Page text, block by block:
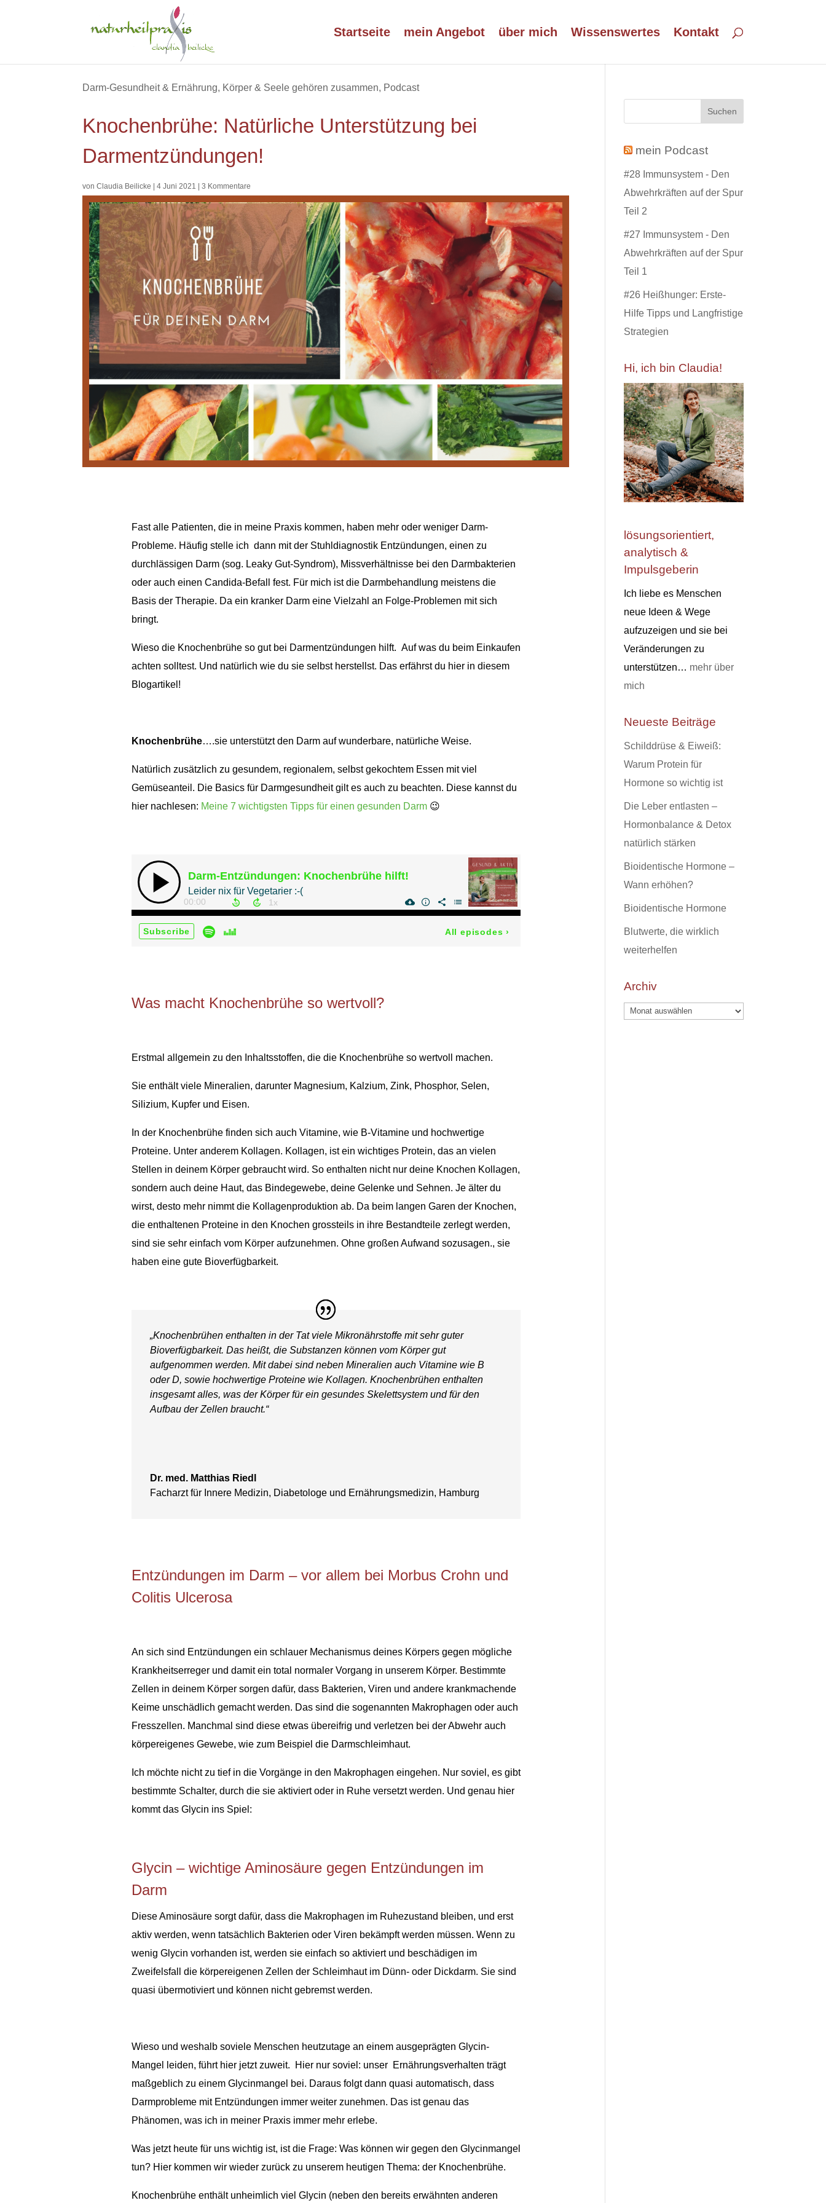
Startseite mein Angebot über mich Wissenswertes Kontakt
Darm-Gesundheit & Ernährung, Körper & Seele gehören zusammen, Podcast
Knochenbrühe: Natürliche Unterstützung bei
Darmentzündungen!
vonClaudia Beilicke |4 Juni 2021 |3 Kommentare
Fast alle Patienten, die in meine Praxis kommen, haben mehr oder weniger Darm-
Probleme. Häufig stelle ich dann mit der Stuhldiagnostik Entzündungen, einen zu
durchlässigen Darm (sog. Leaky Gut-Syndrom), Missverhältnisse bei den Darmbakterien
oder auch einen Candida-Befall fest. Für mich ist die Darmbehandlung meistens die
Basis der Therapie. Da ein kranker Darm eine Vielzahl an Folge-Problemen mit sich
bringt.
Wieso die Knochenbrühe so gut bei Darmentzündungen hilft. Auf was du beim Einkaufen
achten solltest. Und natürlich wie du sie selbst herstellst. Das erfährst du hier in diesem
Blogartikel!
Knochenbrühe….sie unterstützt den Darm auf wunderbare, natürliche Weise.
Natürlich zusätzlich zu gesundem, regionalem, selbst gekochtem Essen mit viel
Gemüseanteil. Die Basics für Darmgesundheit gilt es auch zu beachten. Diese kannst du
hier nachlesen: Meine 7 wichtigsten Tipps für einen gesunden Darm😉
Was macht Knochenbrühe so wertvoll?
Erstmal allgemein zu den Inhaltsstoffen, die die Knochenbrühe so wertvoll machen.
Sie enthält viele Mineralien, darunter Magnesium, Kalzium, Zink, Phosphor, Selen,
Silizium, Kupfer und Eisen.
In der Knochenbrühe finden sich auch Vitamine, wie B-Vitamine und hochwertige
Proteine. Unter anderem Kollagen. Kollagen, ist ein wichtiges Protein, das an vielen
Stellen in deinem Körper gebraucht wird. So enthalten nicht nur deine Knochen Kollagen,
sondern auch deine Haut, das Bindegewebe, deine Gelenke und Sehnen. Je älter du
wirst, desto mehr nimmt die Kollagenproduktion ab. Da beim langen Garen der Knochen,
die enthaltenen Proteine in den Knochen grossteils in ihre Bestandteile zerlegt werden,
sind sie sehr einfach vom Körper aufzunehmen. Ohne großen Aufwand sozusagen., sie
haben eine gute Bioverfügbarkeit.
„Knochenbrühen enthalten in der Tat viele Mikronährstoffe mit sehr guter
Bioverfügbarkeit. Das heißt, die Substanzen können vom Körper gut
aufgenommen werden. Mit dabei sind neben Mineralien auch Vitamine wie B
oder D, sowie hochwertige Proteine wie Kollagen. Knochenbrühen enthalten
insgesamt alles, was der Körper für ein gesundes Skelettsystem und für den
Aufbau der Zellen braucht.“
Dr. med. Matthias Riedl
Facharzt für Innere Medizin, Diabetologe und Ernährungsmedizin, Hamburg
Entzündungen im Darm – vor allem bei Morbus Crohn und
Colitis Ulcerosa
An sich sind Entzündungen ein schlauer Mechanismus deines Körpers gegen mögliche
Krankheitserreger und damit ein total normaler Vorgang in unserem Körper. Bestimmte
Zellen in deinem Körper sorgen dafür, dass Bakterien, Viren und andere krankmachende
Keime unschädlich gemacht werden. Das sind die sogenannten Makrophagen oder auch
Fresszellen. Manchmal sind diese etwas übereifrig und verletzen bei der Abwehr auch
körpereigenes Gewebe, wie zum Beispiel die Darmschleimhaut.
Ich möchte nicht zu tief in die Vorgänge in den Makrophagen eingehen. Nur soviel, es gibt
bestimmte Schalter, durch die sie aktiviert oder in Ruhe versetzt werden. Und genau hier
kommt das Glycin ins Spiel:
Glycin – wichtige Aminosäure gegen Entzündungen im
Darm
Diese Aminosäure sorgt dafür, dass die Makrophagen im Ruhezustand bleiben, und erst
aktiv werden, wenn tatsächlich Bakterien oder Viren bekämpft werden müssen. Wenn zu
wenig Glycin vorhanden ist, werden sie einfach so aktiviert und beschädigen im
Zweifelsfall die körpereigenen Zellen der Schleimhaut im Dünn- oder Dickdarm. Sie sind
quasi übermotiviert und können nicht gebremst werden.
Wieso und weshalb soviele Menschen heutzutage an einem ausgeprägten Glycin-
Mangel leiden, führt hier jetzt zuweit. Hier nur soviel: unser Ernährungsverhalten trägt
maßgeblich zu einem Glycinmangel bei. Daraus folgt dann quasi automatisch, dass
Darmprobleme mit Entzündungen immer weiter zunehmen. Das ist genau das
Phänomen, was ich in meiner Praxis immer mehr erlebe.
Was jetzt heute für uns wichtig ist, ist die Frage: Was können wir gegen den Glycinmangel
tun? Hier kommen wir wieder zurück zu unserem heutigen Thema: der Knochenbrühe.
Knochenbrühe enthält unheimlich viel Glycin (neben den bereits erwähnten anderen
mein Podcast
#28 Immunsystem - Den
Abwehrkräften auf der Spur
Teil 2
#27 Immunsystem - Den
Abwehrkräften auf der Spur
Teil 1
#26 Heißhunger: Erste-
Hilfe Tipps und Langfristige
Strategien
Hi, ich bin Claudia!
lösungsorientiert,
analytisch &
Impulsgeberin
Ich liebe es Menschen
neue Ideen & Wege
aufzuzeigen und sie bei
Veränderungen zu
unterstützen… mehr über
mich
Neueste Beiträge
Schilddrüse & Eiweiß:
Warum Protein für
Hormone so wichtig ist
Die Leber entlasten –
Hormonbalance & Detox
natürlich stärken
Bioidentische Hormone –
Wann erhöhen?
Bioidentische Hormone
Blutwerte, die wirklich
weiterhelfen
Archiv
Archiv